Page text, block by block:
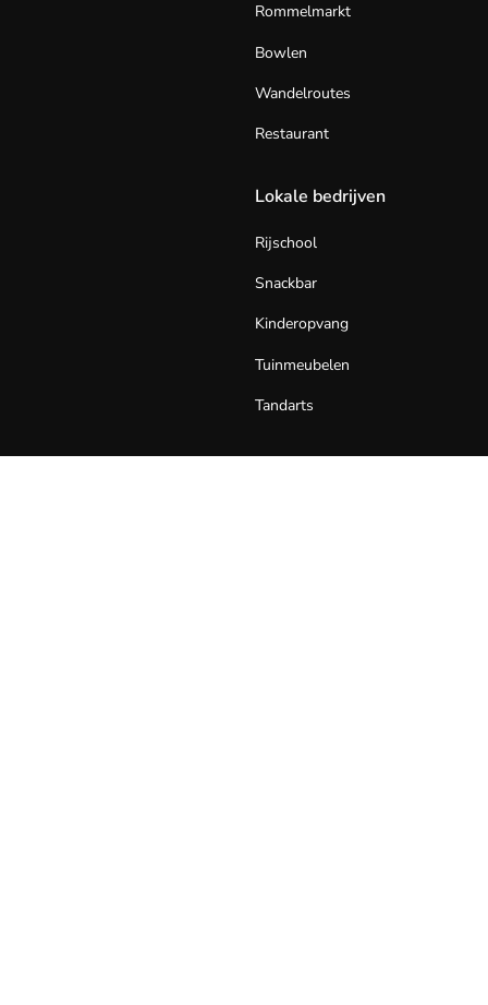
Rommelmarkt
Bowlen
Wandelroutes
Restaurant
Lokale bedrijven
Rijschool
Snackbar
Kinderopvang
Tuinmeubelen
Tandarts